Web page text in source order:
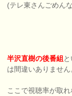
(テレ東さんごめん
半沢直樹の後番組
は間違いありません
ここで視聴率が取